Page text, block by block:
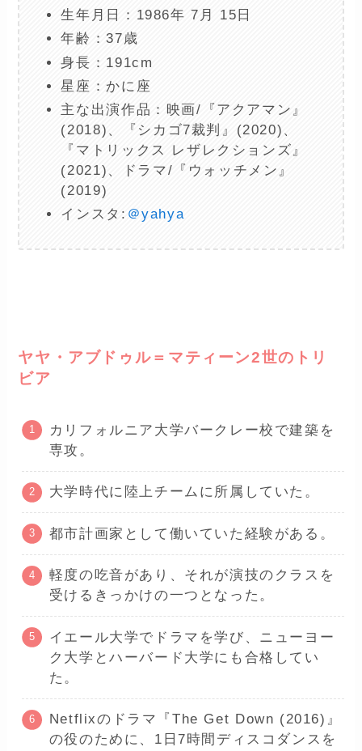
生年月日：1986年 7月 15日
年齢：37歳
身長：191cm
星座：かに座
主な出演作品：映画/『アクアマン』
(2018)、『シカゴ7裁判』(2020)、
『マトリックス レザレクションズ』
(2021)、ドラマ/『ウォッチメン』
(2019)
インスタ: ＠yahya
ヤヤ・アブドゥル＝マティーン2世のトリ
ビア
カリフォルニア大学バークレー校で建築を
専攻。
大学時代に陸上チームに所属していた。
都市計画家として働いていた経験がある。
軽度の吃音があり、それが演技のクラスを
受けるきっかけの一つとなった。
イエール大学でドラマを学び、ニューヨー
ク大学とハーバード大学にも合格してい
た。
Netflixのドラマ『The Get Down (2016)』
の役のために、1日7時間ディスコダンスを